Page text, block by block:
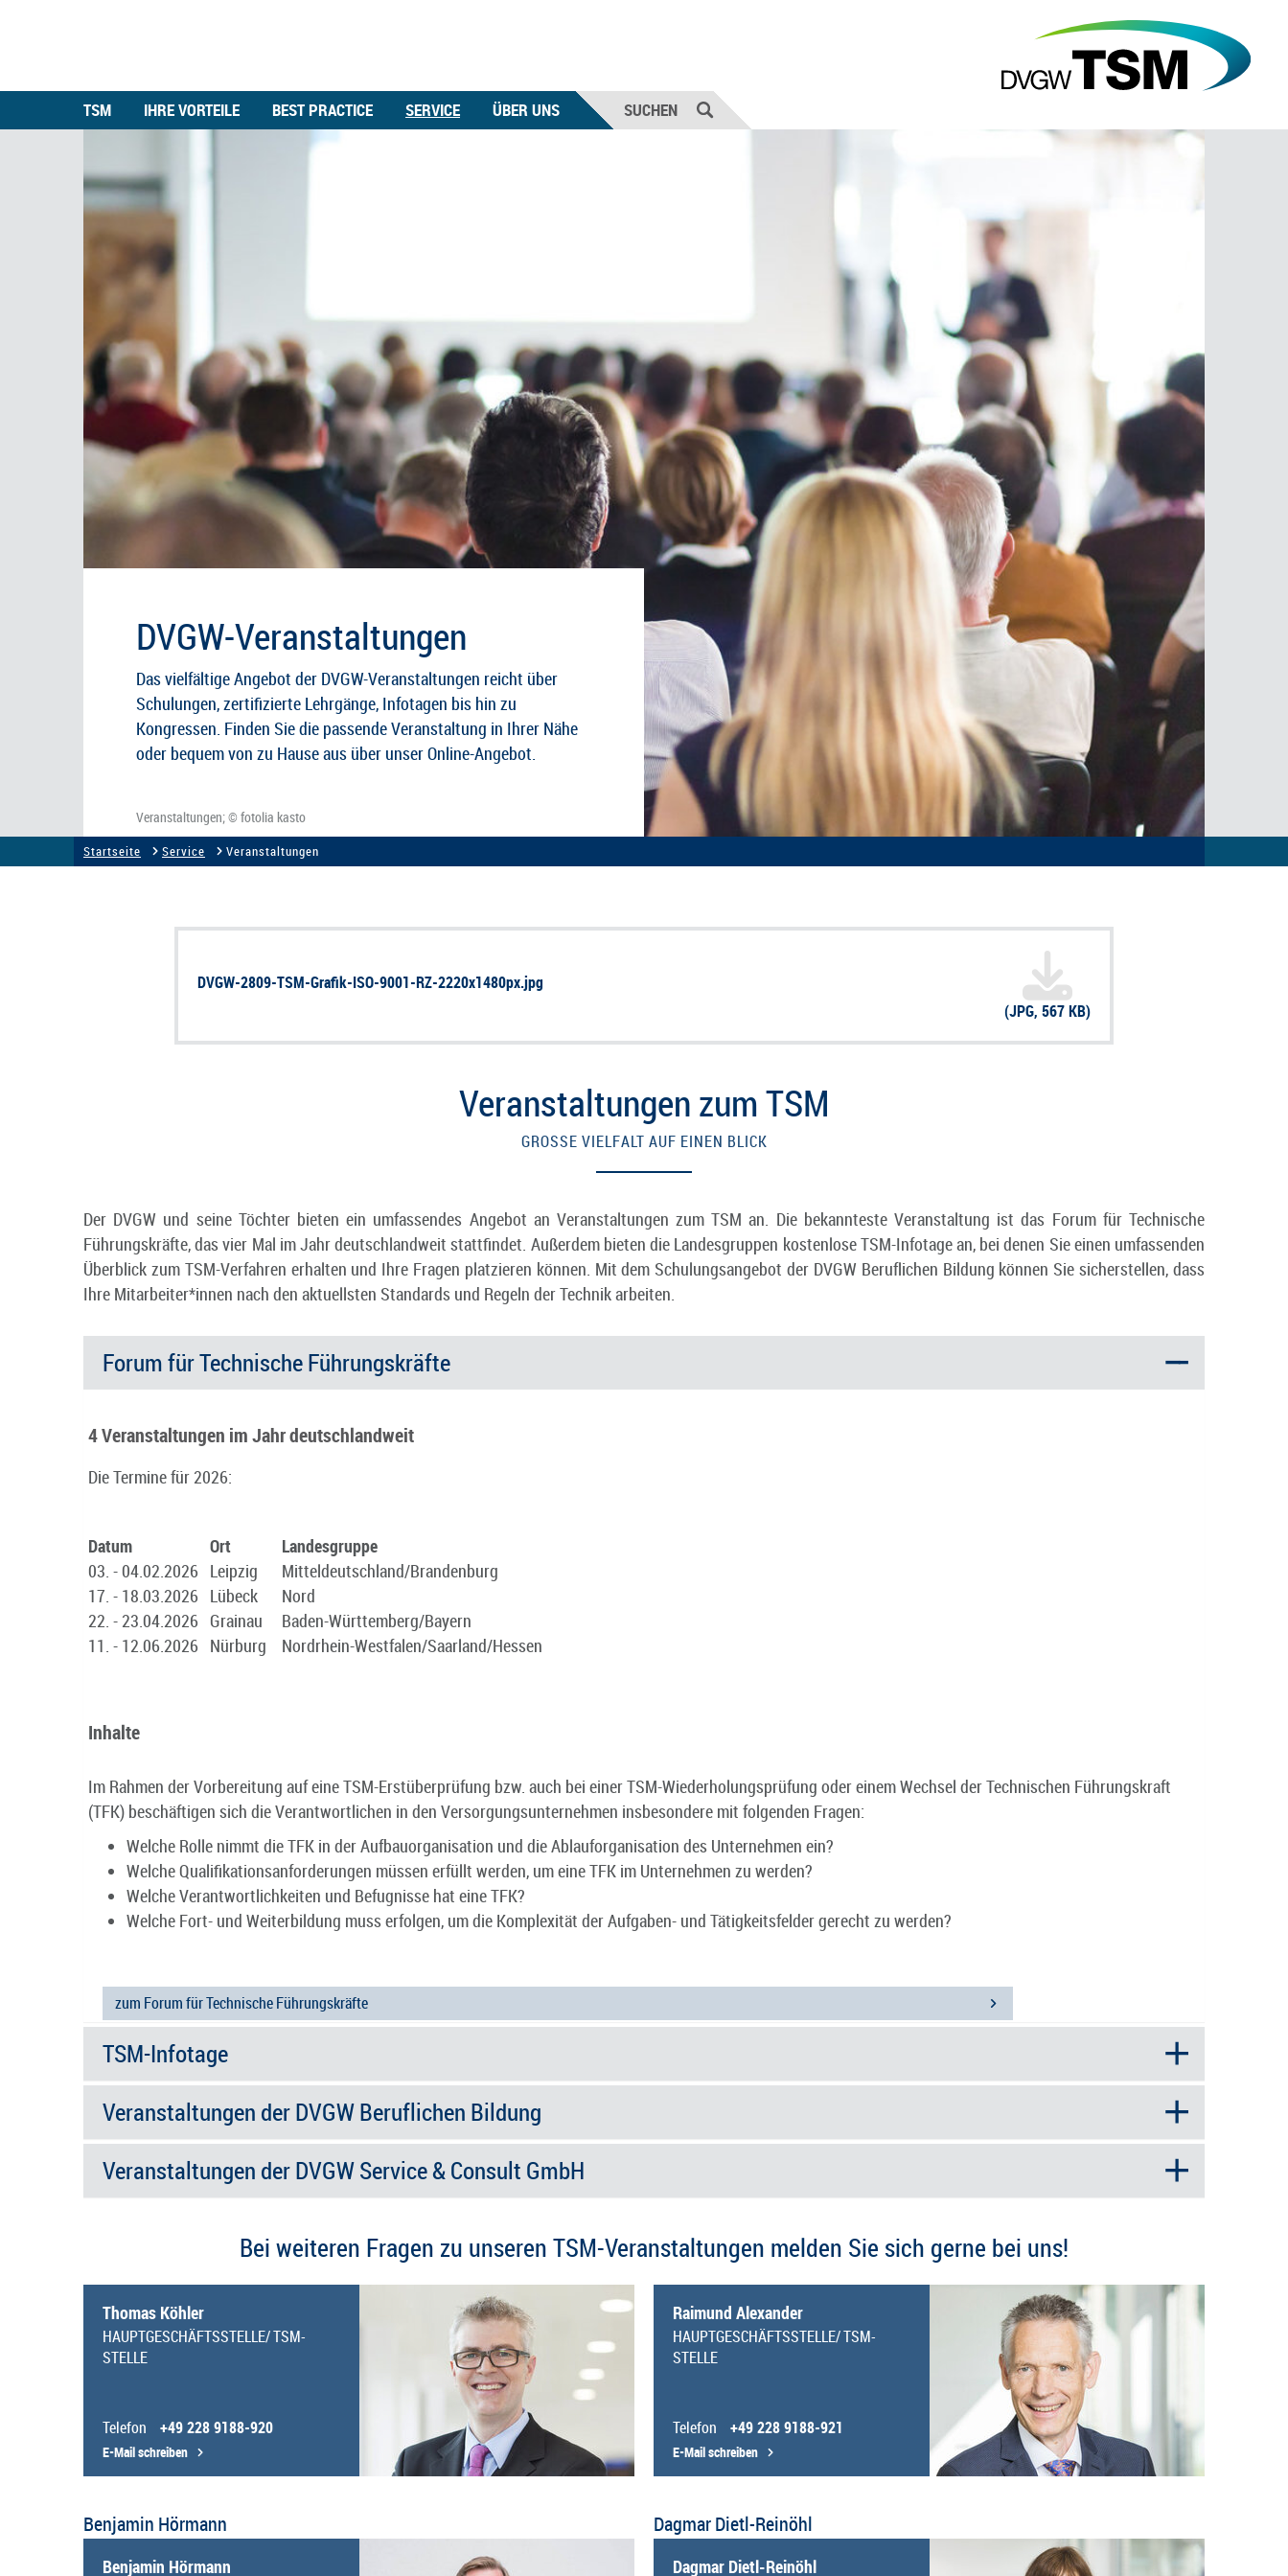
TSM IHRE VORTEILE BEST PRACTICE SERVICE ÜBER UNS SUCHEN
DVGW-Veranstaltungen
Das vielfältige Angebot der DVGW-Veranstaltungen reicht über
Schulungen, zertifizierte Lehrgänge, Infotagen bis hin zu
Kongressen. Finden Sie die passende Veranstaltung in Ihrer Nähe
oder bequem von zu Hause aus über unser Online-Angebot.
Veranstaltungen; © fotolia kasto
Startseite Service Veranstaltungen
DVGW-2809-TSM-Grafik-ISO-9001-RZ-2220x1480px.jpg
(JPG, 567 KB)
Veranstaltungen zum TSM
GROSSE VIELFALT AUF EINEN BLICK
Der DVGW und seine Töchter bieten ein umfassendes Angebot an Veranstaltungen zum TSM an. Die bekannteste Veranstaltung ist das Forum für Technische
Führungskräfte, das vier Mal im Jahr deutschlandweit stattfindet. Außerdem bieten die Landesgruppen kostenlose TSM-Infotage an, bei denen Sie einen umfassenden
Überblick zum TSM-Verfahren erhalten und Ihre Fragen platzieren können. Mit dem Schulungsangebot der DVGW Beruflichen Bildung können Sie sicherstellen, dass
Ihre Mitarbeiter*innen nach den aktuellsten Standards und Regeln der Technik arbeiten.
Forum für Technische Führungskräfte
4 Veranstaltungen im Jahr deutschlandweit
Die Termine für 2026:
Datum Ort
Landesgruppe
03. - 04.02.2026 Leipzig
Mitteldeutschland/Brandenburg
17. - 18.03.2026 Lübeck
Nord
22. - 23.04.2026 Grainau
Baden-Württemberg/Bayern
11. - 12.06.2026 Nürburg Nordrhein-Westfalen/Saarland/Hessen
Inhalte
Im Rahmen der Vorbereitung auf eine TSM-Erstüberprüfung bzw. auch bei einer TSM-Wiederholungsprüfung oder einem Wechsel der Technischen Führungskraft
(TFK) beschäftigen sich die Verantwortlichen in den Versorgungsunternehmen insbesondere mit folgenden Fragen:
Welche Rolle nimmt die TFK in der Aufbauorganisation und die Ablauforganisation des Unternehmen ein?
Welche Qualifikationsanforderungen müssen erfüllt werden, um eine TFK im Unternehmen zu werden?
Welche Verantwortlichkeiten und Befugnisse hat eine TFK?
Welche Fort- und Weiterbildung muss erfolgen, um die Komplexität der Aufgaben- und Tätigkeitsfelder gerecht zu werden?
zum Forum für Technische Führungskräfte
TSM-Infotage
Veranstaltungen der DVGW Beruflichen Bildung
Veranstaltungen der DVGW Service & Consult GmbH
Bei weiteren Fragen zu unseren TSM-Veranstaltungen melden Sie sich gerne bei uns!
Thomas Köhler
HAUPTGESCHÄFTSSTELLE/ TSM-
STELLE
Telefon +49 228 9188-920
E-Mail schreiben
Raimund Alexander
HAUPTGESCHÄFTSSTELLE/ TSM-
STELLE
Telefon +49 228 9188-921
E-Mail schreiben
Benjamin Hörmann
Benjamin Hörmann
Dagmar Dietl-Reinöhl
Dagmar Dietl-Reinöhl